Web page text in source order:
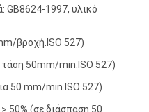
GB8624-1997, υλικό
βροχή.ISO 527)
50mm/min.ISO 527)
50 mm/min.ISO 527)
50% (σε διάσπαση 50